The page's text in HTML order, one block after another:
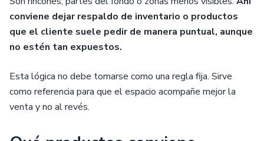
conviene dejar respaldo de inventario o productos
que el cliente suele pedir de manera puntual, aunque
no estén tan expuestos.
Esta lógica no debe tomarse como una regla fija. Sirve
como referencia para que el espacio acompañe mejor la
venta y no al revés.